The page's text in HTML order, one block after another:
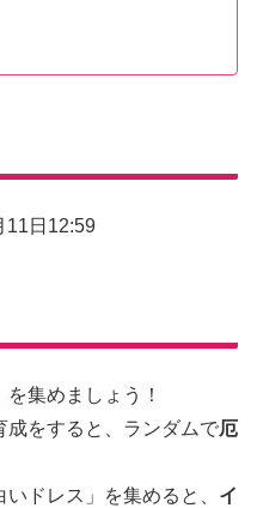
11日12:59
を集めましょう！
成をすると、ランダムで厄
ドレス」を集めると、 イ